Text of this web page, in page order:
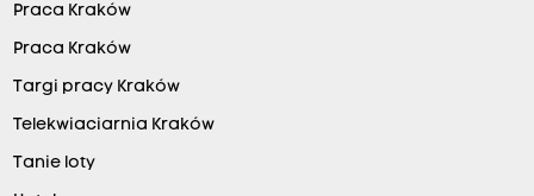
Praca Kraków
Praca Kraków
Targi pracy Kraków
Telekwiaciarnia Kraków
Tanie loty